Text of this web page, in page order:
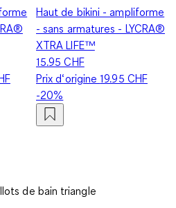
Haut de bikini - ampliforme
- sans armatures - LYCRA®
XTRA LIFE™
15.95 CHF
Prix d‘origine19.95 CHF
-20%
de bain triangle